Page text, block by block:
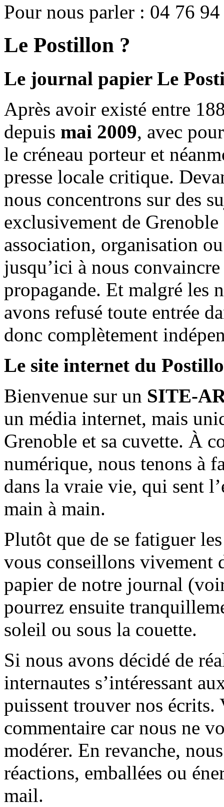
Pour nous parler : 04 76
Le Postillon ?
Le journal papier Le
Après avoir existé entre
depuis mai 2009, avec
le créneau porteur et
presse locale critique.
nous concentrons sur des
exclusivement de
association, organisation
jusqu’ici à nous
propagande. Et malgré les
avons refusé toute entrée
donc complètement
Le site internet du
Bienvenue sur un SITE-
un média internet, mais
Grenoble et sa cuvette. À
numérique, nous tenons à
dans la vraie vie, qui sent
main à main.
Plutôt que de se fatiguer
vous conseillons vivement
papier de notre journal
pourrez ensuite
soleil ou sous la couette.
Si nous avons décidé de
internautes s’intéressant
puissent trouver nos écrits.
commentaire car nous ne
modérer. En revanche,
réactions, emballées ou
mail.